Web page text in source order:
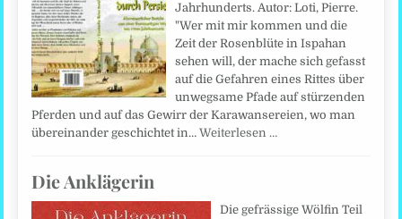
Jahrhunderts. Autor: Loti, Pierre.
"Wer mit mir kommen und die
Zeit der Rosenblüte in Ispahan
sehen will, der mache sich gefasst
auf die Gefahren eines Rittes über
unwegsame Pfade auf stürzenden
Pferden und auf das Gewirr der Karawansereien, wo man
übereinander geschichtet in…Weiterlesen …
Die Anklägerin
Die gefrässige Wölfin Teil